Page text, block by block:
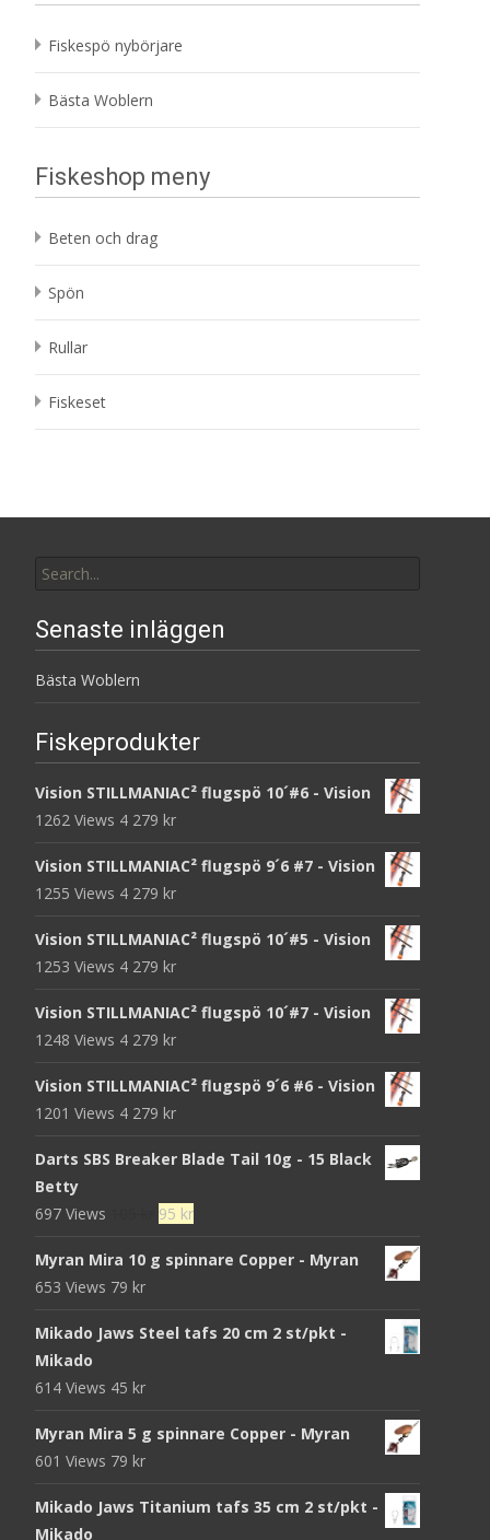
Fiskespö nybörjare
Bästa Woblern
Fiskeshop meny
Beten och drag
Spön
Rullar
Fiskeset
for:
Senaste inläggen
Bästa Woblern
Fiskeprodukter
Vision STILLMANIAC² flugspö 10´#6 - Vision
1262 Views 4 279 kr
Vision STILLMANIAC² flugspö 9´6 #7 - Vision
1255 Views 4 279 kr
Vision STILLMANIAC² flugspö 10´#5 - Vision
1253 Views 4 279 kr
Vision STILLMANIAC² flugspö 10´#7 - Vision
1248 Views 4 279 kr
Vision STILLMANIAC² flugspö 9´6 #6 - Vision
1201 Views 4 279 kr
Darts SBS Breaker Blade Tail 10g - 15 Black
Betty
697 Views
Det
priset
95 krDet
priset
Myran Mira 10 g spinnare Copper - Myran
653 Views 79 kr
Mikado Jaws Steel tafs 20 cm 2 st/pkt -
Mikado
614 Views 45 kr
Myran Mira 5 g spinnare Copper - Myran
601 Views 79 kr
Mikado Jaws Titanium tafs 35 cm 2 st/pkt -
Mikado